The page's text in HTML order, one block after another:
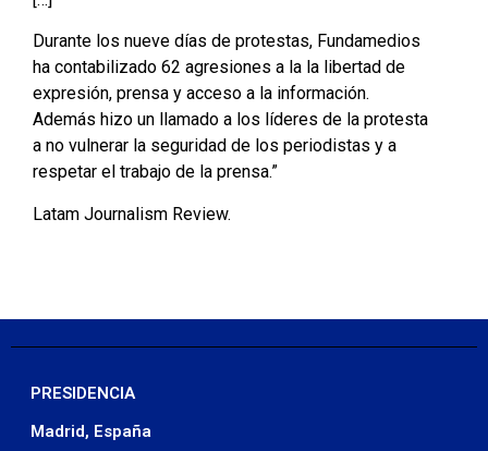
Durante los nueve días de protestas, Fundamedios
ha contabilizado 62 agresiones a la la libertad de
expresión, prensa y acceso a la información.
Además hizo un llamado a los líderes de la protesta
a no vulnerar la seguridad de los periodistas y a
respetar el trabajo de la prensa.”
Latam Journalism Review.
PRESIDENCIA
Madrid, España